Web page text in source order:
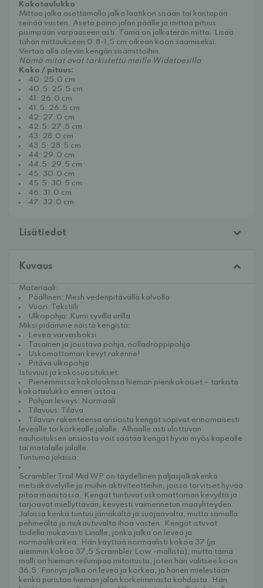
Kokotaulukko
Mittaa jalka asettamalla jalka laatikon sisään tai kantapää
seinää vasten. Aseta paino jalan päälle ja mittaa pituus
pisimpään varpaaseen asti. Tämä on jalkaterän mitta. Lisää
tähän mittaukseen 0.8-1,5 cm oikean koon saamiseksi.
Vertaa alla oleviin kengän sisämittoihin.
Nämä mitat ovat tarkistettu meille Widetoesilla
Koko / pituus:
40: 25.0 cm
40.5: 25.5 cm
41: 26.0 cm
41.5: 26.5 cm
42: 27.0 cm
42.5: 27.5 cm
43: 28.0 cm
43.5: 28.5 cm
44: 29.0 cm
44.5: 29.5 cm
45: 30.0 cm
45.5: 30.5 cm
46: 31.0 cm
47: 32.0 cm
Lisätiedot
Kuvaus
Materiaali:
Päällinen: Mesh vedenpitävällä kalvolla
Vuori: Tekstiili
Ulkopohja: Kumi syvillä urilla
Miksi pidämme näistä kengistä:
Leveä varvasboksi
Tasainen ja joustava pohja, nolladroppipohja
Uskomattoman kevyt rakenne!
Pitävä ulkopohja
Istuvuus ja kokosuositukset:
Pienemmissä kokoluokissa hieman pienikokoiset – tarkista
kokotaulukko ennen ostoa.
Pohjan leveys: Normaali
Tilavuus: Tilava
Tilavan rakenteensa ansiosta kengät sopivat erinomaisesti
leveälle tai korkealle jalalle. Alhaalle asti ulottuvan
nauhoituksen ansiosta voit säätää kengät hyvin myös kapealle
tai matalalle jalalle.
Tuntuma jalassa:
Scrambler Trail Mid WP on täydellinen paljasjalkakenkä
metsäkävelyille ja muihin aktiviteetteihin, joissa tarvitset hyvää
pitoa maastossa. Kengät tuntuvat uskomattoman kevyiltä ja
tarjoavat miellyttävän, kevyesti vaimennetun maayhteyden.
Jalassa kenkä tuntuu jämäkältä ja suojaavalta, mutta samalla
pehmeältä ja mukautuvalta ihoa vasten.
Kengät istuvat
todella mukavasti Linalle, jonka jalka on leveä ja
normaalikorkea. Hän käyttää normaalisti kokoa 37 (ja
aiemmin kokoa 37,5 Scrambler Low -mallista), mutta tämä
malli on hieman reilumpaa mitoitusta, joten hän valitsee koon
36,5. Fannyn jalka on leveä ja korkea, ja hänen mielestään
kenkä puristaa hieman jalan korkeimmasta kohdasta. Hän